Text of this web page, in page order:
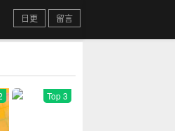
日更 留言
Top 3